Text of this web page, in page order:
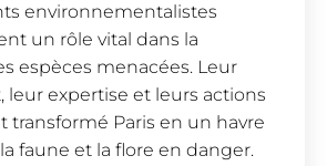
environnementalistes
un rôle vital dans la
espèces menacées. Leur
leur expertise et leurs actions
transformé Paris en un havre
faune et la flore en danger.